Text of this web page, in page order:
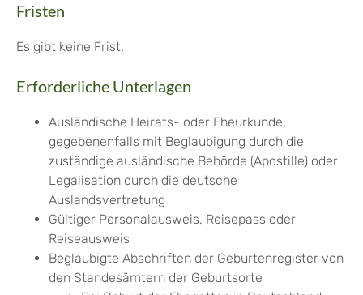
Fristen
Es gibt keine Frist.
Erforderliche Unterlagen
Ausländische Heirats- oder Eheurkunde,
gegebenenfalls mit Beglaubigung durch die
zuständige ausländische Behörde (Apostille) oder
Legalisation durch die deutsche
Auslandsvertretung
Gültiger Personalausweis, Reisepass oder
Reiseausweis
Beglaubigte Abschriften der Geburtenregister von
den Standesämtern der Geburtsorte